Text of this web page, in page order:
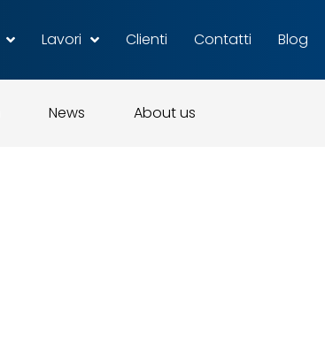
Lavori Clienti Contatti Blog
News About us